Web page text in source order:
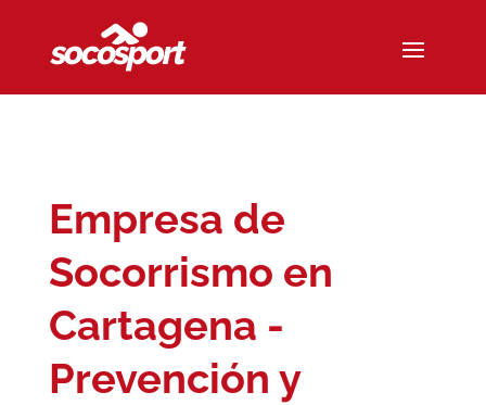
Empresa de
Socorrismo en
Cartagena -
Prevención y